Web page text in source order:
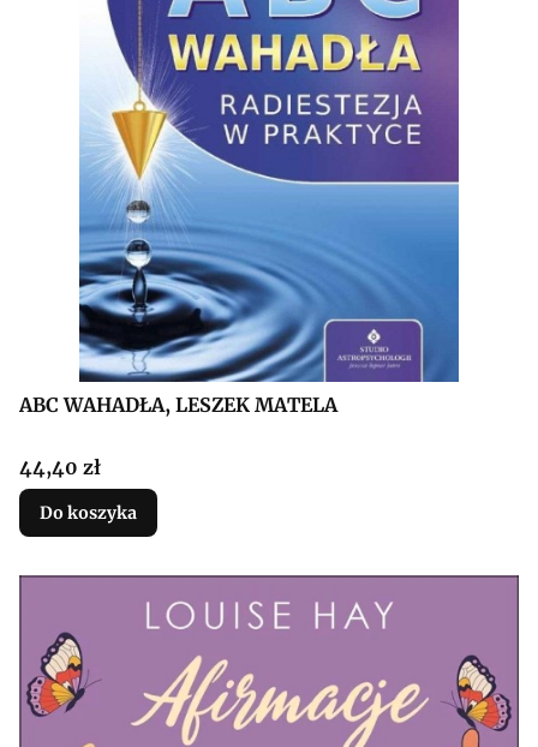
ABC WAHADŁA, LESZEK MATELA
Cena
44,40 zł
Do koszyka